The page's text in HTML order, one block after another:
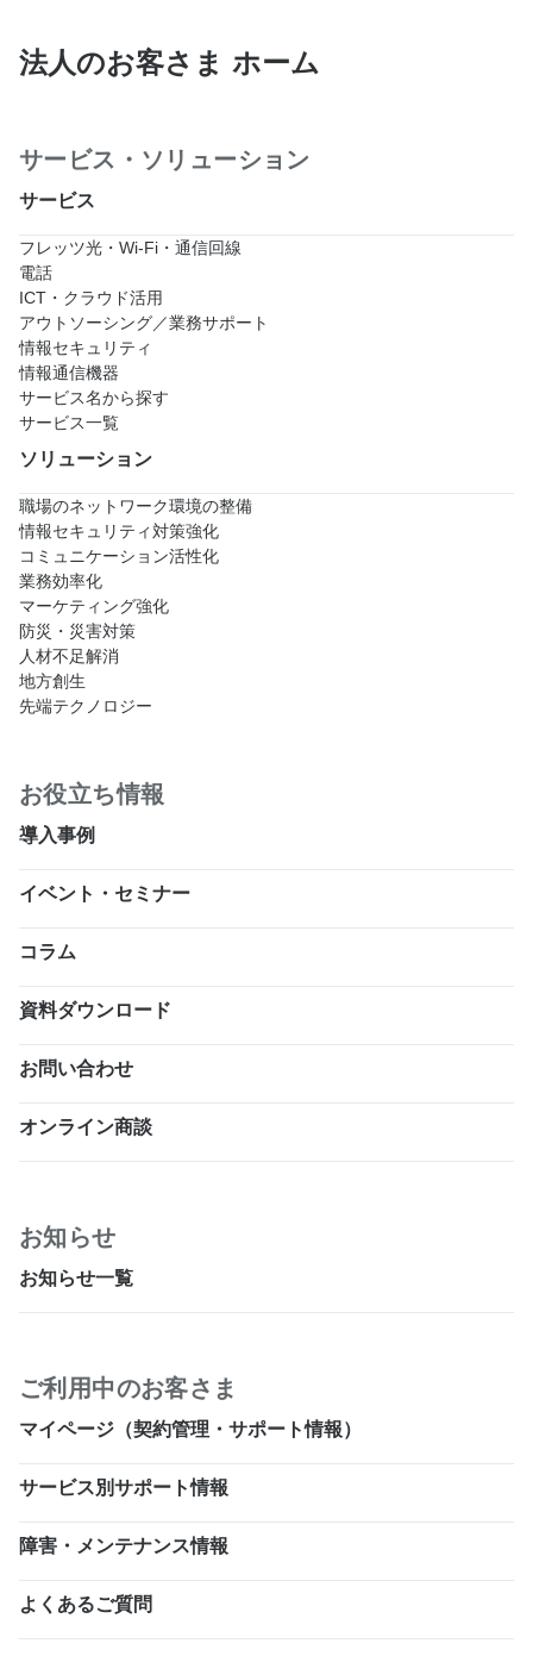
法人のお客さま ホーム
サービス・ソリューション
サービス
フレッツ光・Wi-Fi・通信回線
電話
ICT・クラウド活用
アウトソーシング／業務サポート
情報セキュリティ
情報通信機器
サービス名から探す
サービス一覧
ソリューション
職場のネットワーク環境の整備
情報セキュリティ対策強化
コミュニケーション活性化
業務効率化
マーケティング強化
防災・災害対策
人材不足解消
地方創生
先端テクノロジー
お役立ち情報
導入事例
イベント・セミナー
コラム
資料ダウンロード
お問い合わせ
オンライン商談
お知らせ
お知らせ一覧
ご利用中のお客さま
マイページ（契約管理・サポート情報）
サービス別サポート情報
障害・メンテナンス情報
よくあるご質問